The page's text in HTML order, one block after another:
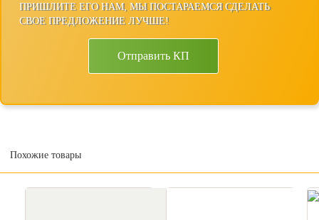
ПРИШЛИТЕ ЕГО НАМ, МЫ ПОСТАРАЕМСЯ СДЕЛАТЬ
СВОЕ ПРЕДЛОЖЕНИЕ ЛУЧШЕ!
Отправить КП
Похожие товары